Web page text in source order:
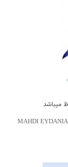
میباشد
MAHDI